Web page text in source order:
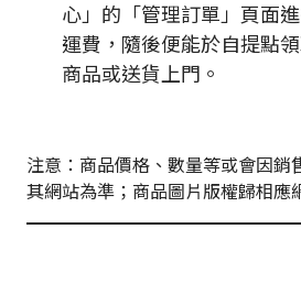
心」的「管理訂單」頁面
運費，隨後便能於自提點
商品或送貨上門。
注意：商品價格、數量等或會因銷
其網站為準；商品圖片版權歸相應